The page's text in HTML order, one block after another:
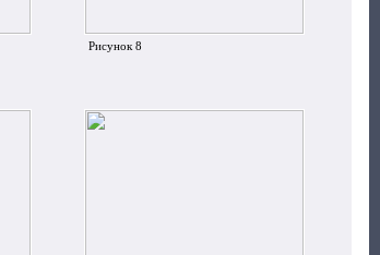
Рисунок 8